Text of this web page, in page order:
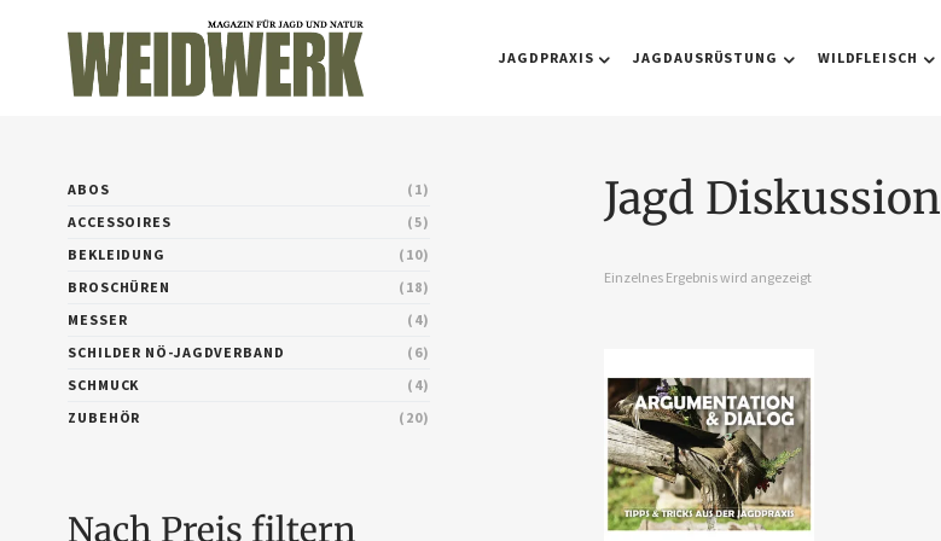
JAGDPRAXIS JAGDAUSRÜSTUNG WILDFLEISCH
Jagd Diskussion
Einzelnes Ergebnis wird angezeigt
ABOS
1
ACCESSOIRES
5
BEKLEIDUNG
10
BROSCHÜREN
18
MESSER
4
SCHILDER NÖ-JAGDVERBAND
6
SCHMUCK
4
ZUBEHÖR
20
Nach Preis filtern